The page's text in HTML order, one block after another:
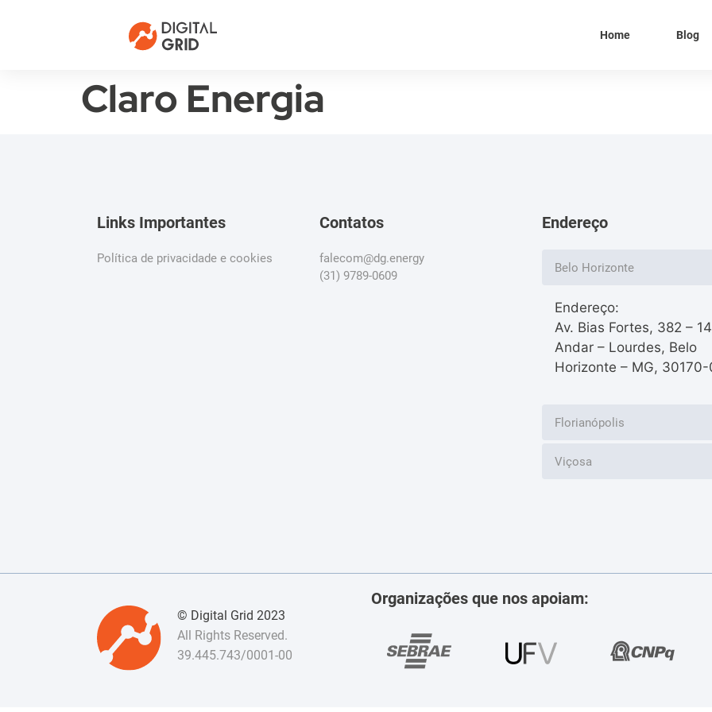
Home Blog
Claro Energia
Links Importantes
Política de privacidade e cookies
Contatos
falecom@dg.energy
(31) 9789-0609
Endereço
Belo Horizonte
Endereço:
Av. Bias Fortes, 382 –
Andar – Lourdes, Belo
Horizonte – MG, 30170-
Florianópolis
Viçosa
© Digital Grid 2023
All Rights Reserved.
39.445.743/0001-00
Organizações que nos apoiam: